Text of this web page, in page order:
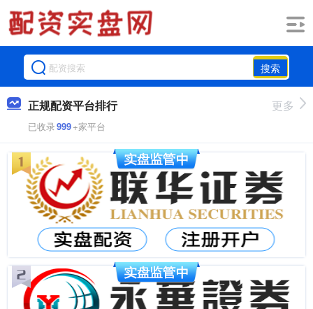
搜索
正规配资平台排行
已收录999+家平台
更多